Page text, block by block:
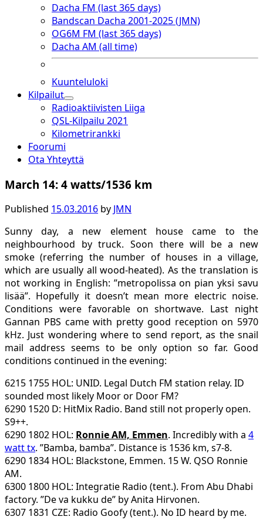
Dacha FM (last 365 days)
Bandscan Dacha 2001-2025 (JMN)
OG6M FM (last 365 days)
Dacha AM (all time)
Kuunteluloki
Kilpailut
open
dropdown
menu
Radioaktiivisten Liiga
QSL-Kilpailu 2021
Kilometrirankki
Foorumi
Ota Yhteyttä
March 14: 4 watts/1536 km
Published 15.03.2016 by JMN
Sunny day, a new element house came to the
neighbourhood by truck. Soon there will be a new
smoke (referring the number of houses in a village,
which are usually all wood-heated). As the translation is
not working in English: ”metropolissa on pian yksi savu
lisää”. Hopefully it doesn’t mean more electric noise.
Conditions were favorable on shortwave. Last night
Gannan PBS came with pretty good reception on 5970
kHz. Just wondering where to send report, as the snail
mail address seems to be only option so far. Good
conditions continued in the evening:
6215 1755 HOL: UNID. Legal Dutch FM station relay. ID
sounded most likely Moor or Door FM?
6290 1520 D: HitMix Radio. Band still not properly open.
S9++.
6290 1802 HOL: Ronnie AM, Emmen. Incredibly with a 4
watt tx. ”Bamba, bamba”. Distance is 1536 km, s7-8.
6290 1834 HOL: Blackstone, Emmen. 15 W. QSO Ronnie
AM.
6300 1800 HOL: Integratie Radio (tent.). From Abu Dhabi
factory. ”De va kukku de” by Anita Hirvonen.
6307 1831 CZE: Radio Goofy (tent.). No ID heard by me.